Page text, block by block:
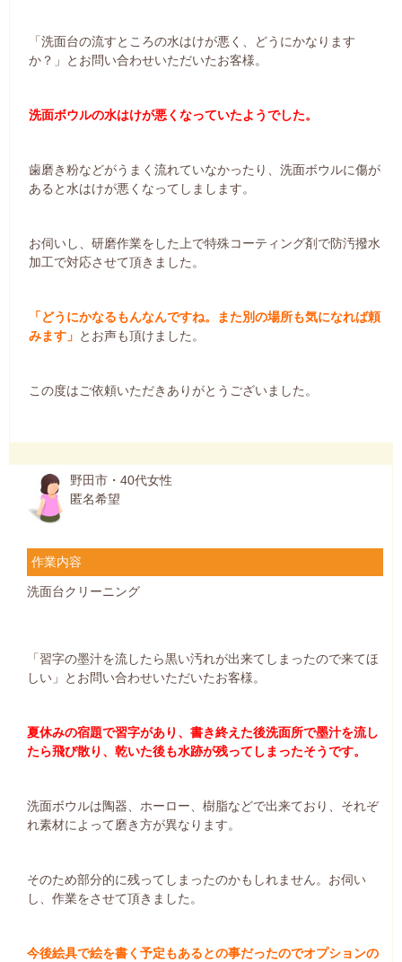
「洗面台の流すところの水はけが悪く、どうにかなります
か？」とお問い合わせいただいたお客様。
洗面ボウルの水はけが悪くなっていたようでした。
歯磨き粉などがうまく流れていなかったり、洗面ボウルに傷が
あると水はけが悪くなってしまします。
お伺いし、研磨作業をした上で特殊コーティング剤で防汚撥水
加工で対応させて頂きました。
「どうにかなるもんなんですね。また別の場所も気になれば頼
みます」 とお声も頂けました。
この度はご依頼いただきありがとうございました。
野田市・40代女性
匿名希望
作業内容
洗面台クリーニング
「習字の墨汁を流したら黒い汚れが出来てしまったので来てほ
しい」とお問い合わせいただいたお客様。
夏休みの宿題で習字があり、書き終えた後洗面所で墨汁を流し
たら飛び散り、乾いた後も水跡が残ってしまったそうです。
洗面ボウルは陶器、ホーロー、樹脂などで出来ており、それぞ
れ素材によって磨き方が異なります。
そのため部分的に残ってしまったのかもしれません。お伺い
し、作業をさせて頂きました。
今後絵具で絵を書く予定もあるとの事だったのでオプションの